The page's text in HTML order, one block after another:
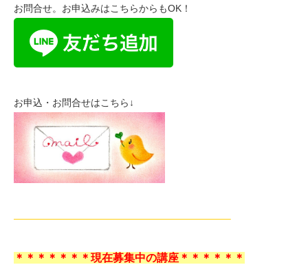
お問合せ。お申込みはこちらからもOK！
お申込・お問合せはこちら↓
——————————————————————–
＊＊＊＊＊＊＊現在募集中の講座＊＊＊＊＊＊